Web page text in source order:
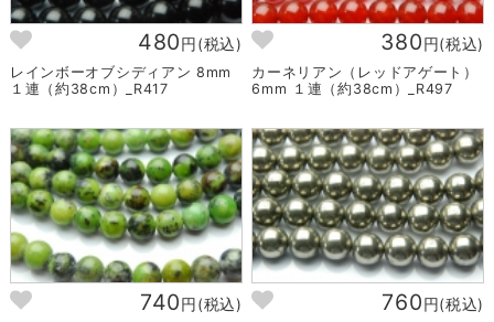
480円(税込)
レインボーオブシディアン 8mm
１連（約38cm）_R417
380円(税込)
カーネリアン（レッドアゲート）
6mm １連（約38cm）_R497
740円(税込) 760円(税込)